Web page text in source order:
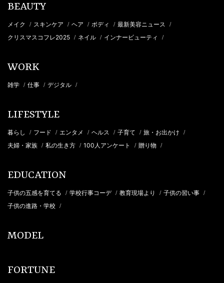
BEAUTY
メイク / スキンケア / ヘア / ボディ / 最新美容ニュース /
クリスマスコフレ2025 / ネイル / インナービューティ /
WORK
雑学 / 仕事 / デジタル /
LIFESTYLE
暮らし / フード / エンタメ / ヘルス / 子育て / 旅・お出かけ /
夫婦・家族 / 私の生き方 / 100人アンケート / 贈り物 /
EDUCATION
子供の五感を育てる / 学校行事コーデ / 教育現場より / 子供の習い事 /
子供の進路・学校 /
MODEL
FORTUNE